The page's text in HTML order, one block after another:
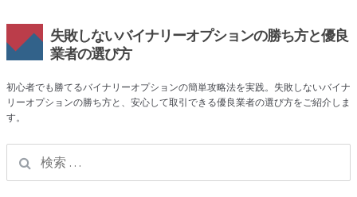
失敗しないバイナリーオプションの勝ち方と優良
業者の選び方
初心者でも勝てるバイナリーオプションの簡単攻略法を実践。失敗しないバイナ
リーオプションの勝ち方と、安心して取引できる優良業者の選び方をご紹介しま
す。